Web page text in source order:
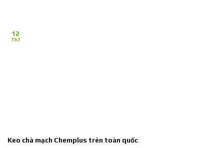
Keo chà mạch Chemplus trên toàn quốc
12
Th7